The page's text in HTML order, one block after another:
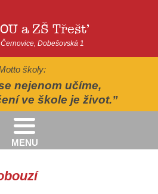
MENU
školy:
nejenom učíme,
ve škole je život.
a ZŠ Třešť
Dobešovská 1